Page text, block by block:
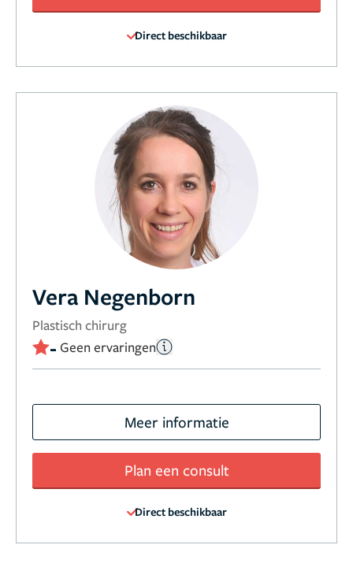
Direct beschikbaar
Vera Negenborn
Plastisch chirurg
- Geen ervaringen
Meer informatie
Plan een consult
Direct beschikbaar